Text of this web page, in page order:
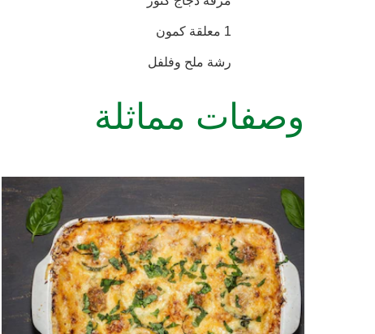
1 معلقة كمون
رشة ملح وفلفل
وصفات مماثلة